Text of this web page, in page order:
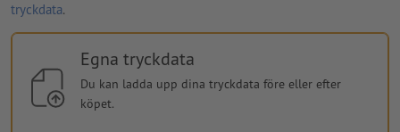
tryckdata.
Egna tryckdata
Du kan ladda upp dina tryckdata före eller efter
köpet.